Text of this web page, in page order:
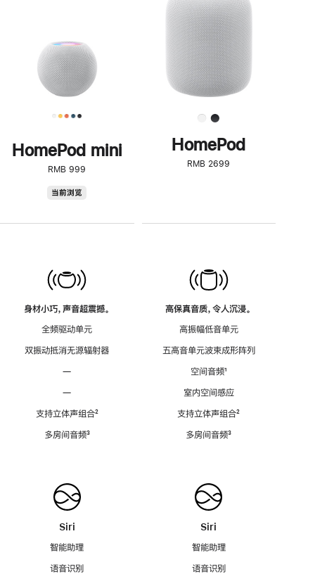
HomePod mini
RMB 999
当前浏览
身材小巧，声音超震撼。
全频驱动单元
双振动抵消无源辐射器
—
—
支持立体声组合脚
²
多房间音频脚
³
Siri
智能助理
语音识别
了
解
HomePod<
HomePod
RMB 2699
高保真音质，令人沉浸。
高振幅低音单元
五高音单元波束成形阵列
空间音频脚
¹
室内空间感应
支持立体声组合脚
²
多房间音频脚
³
Siri
智能助理
语音识别